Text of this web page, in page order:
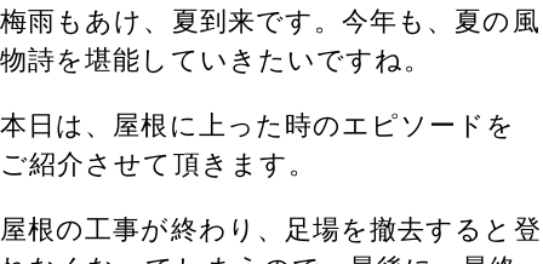
梅雨もあけ、夏到来です。今年も、夏の風
物詩を堪能していきたいですね。
本日は、屋根に上った時のエピソードを
ご紹介させて頂きます。
屋根の工事が終わり、足場を撤去すると登